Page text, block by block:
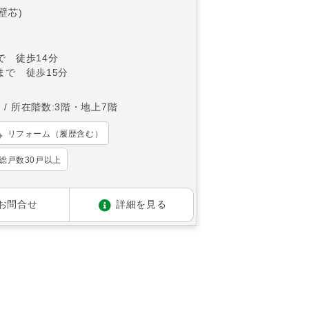
芯)
徒歩14分
で 徒歩15分
所在階数:3階・地上7階
リフォーム（履歴含む）
戸数30戸以上
問合せ 詳細を見る